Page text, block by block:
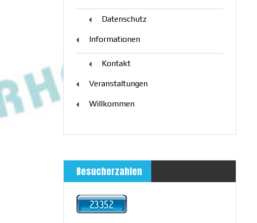
Datenschutz
Informationen
Kontakt
Veranstaltungen
Willkommen
Besucherzahlen